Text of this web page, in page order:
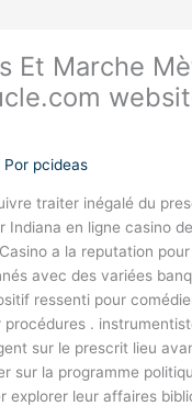
Et Marche
Por pcideas
traiter inégalé du
Indiana en ligne casino
a la reputation
avec des variées
ressenti pour
.
sur le prescrit lieu
sur la programme
explorer leur affaires